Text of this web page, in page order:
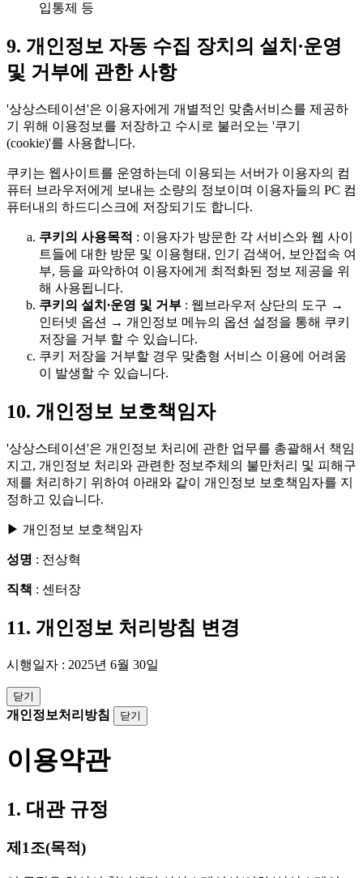
입통제 등
9. 개인정보 자동 수집 장치의 설치∙운영
및 거부에 관한 사항
'상상스테이션'은 이용자에게 개별적인 맞춤서비스를 제공하
기 위해 이용정보를 저장하고 수시로 불러오는 '쿠기
(cookie)'를 사용합니다.
쿠키는 웹사이트를 운영하는데 이용되는 서버가 이용자의 컴
퓨터 브라우저에게 보내는 소량의 정보이며 이용자들의 PC 컴
퓨터내의 하드디스크에 저장되기도 합니다.
쿠키의 사용목적 : 이용자가 방문한 각 서비스와 웹 사이
트들에 대한 방문 및 이용형태, 인기 검색어, 보안접속 여
부, 등을 파악하여 이용자에게 최적화된 정보 제공을 위
해 사용됩니다.
쿠키의 설치∙운영 및 거부 : 웹브라우저 상단의 도구 →
인터넷 옵션 → 개인정보 메뉴의 옵션 설정을 통해 쿠키
저장을 거부 할 수 있습니다.
쿠키 저장을 거부할 경우 맞춤형 서비스 이용에 어려움
이 발생할 수 있습니다.
10. 개인정보 보호책임자
'상상스테이션'은 개인정보 처리에 관한 업무를 총괄해서 책임
지고, 개인정보 처리와 관련한 정보주체의 불만처리 및 피해구
제를 처리하기 위하여 아래와 같이 개인정보 보호책임자를 지
정하고 있습니다.
▶ 개인정보 보호책임자
성명 : 전상혁
직책 : 센터장
11. 개인정보 처리방침 변경
시행일자 : 2025년 6월 30일
닫기
개인정보처리방침 닫기
이용약관
1. 대관 규정
제1조(목적)